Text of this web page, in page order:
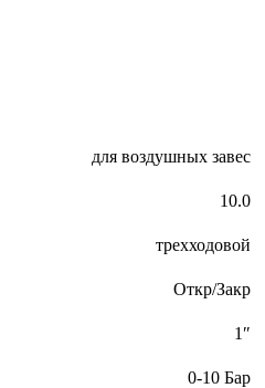
для воздушных завес
10.0
трехходовой
Откр/Закр
1″
0-10 Бар